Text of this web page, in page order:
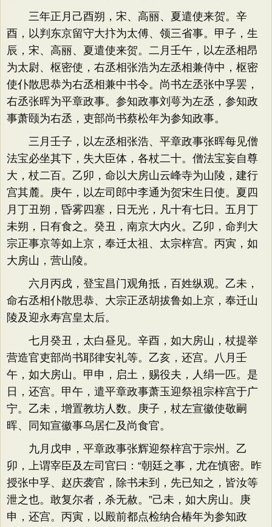
三年正月己酉朔，宋、高丽、夏遣使来贺。辛
酉，以判东京留守大抃为太傅、领三省事。甲子，生
辰，宋、高丽、夏遣使来贺。二月壬午，以左丞相昂
为太尉、枢密使，右丞相张浩为左丞相兼侍中，枢密
使仆散思恭为右丞相兼中书令。尚书左丞张中孚罢，
右丞张晖为平章政事。参知政事刘萼为左丞，参知政
事萧颐为右丞，吏部尚书蔡松年为参知政事。
三月壬子，以左丞相张浩、平章政事张晖每见僧
法宝必坐其下，失大臣体，各杖二十。僧法宝妄自尊
大，杖二百。乙卯，命以大房山云峰寺为山陵，建行
宫其麓。庚午，以左司郎中李通为贺宋生日使。夏四
月丁丑朔，昏雾四塞，日无光，凡十有七日。五月丁
未朔，日有食之。癸丑，南京大内火。乙卯，命判大
宗正事京等如上京，奉迁太祖、太宗梓宫。丙寅，如
大房山，营山陵。
六月丙戌，登宝昌门观角抵，百姓纵观。乙未，
命右丞相仆散思恭、大宗正丞胡拔鲁如上京，奉迁山
陵及迎永寿宫皇太后。
七月癸丑，太白昼见。辛酉，如大房山，杖提举
营造官吏部尚书耶律安礼等。乙亥，还宫。八月壬
午，如大房山。甲申，启土，赐役夫，人绢一匹。是
日，还宫。甲午，遣平章政事萧玉迎祭祖宗梓宫于广
宁。乙未，增置教坊人数。庚子，杖左宣徽使敬嗣
晖、同知宣徽事乌居仁及尚食官。
九月戊申，平章政事张辉迎祭梓宫于宗州。乙
卯，上谓宰臣及左司官曰：“朝廷之事，尤在慎密。昨
授张中孚、赵庆袭官，除书未到，先已知之，皆汝等
泄之也。敢复尔者，杀无赦。”己未，如大房山。庚
申，还宫。丙寅，以殿前都点检纳合椿年为参知政